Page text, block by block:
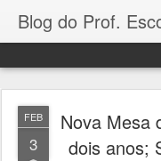
FEB
3
Nova Mesa
dois anos;